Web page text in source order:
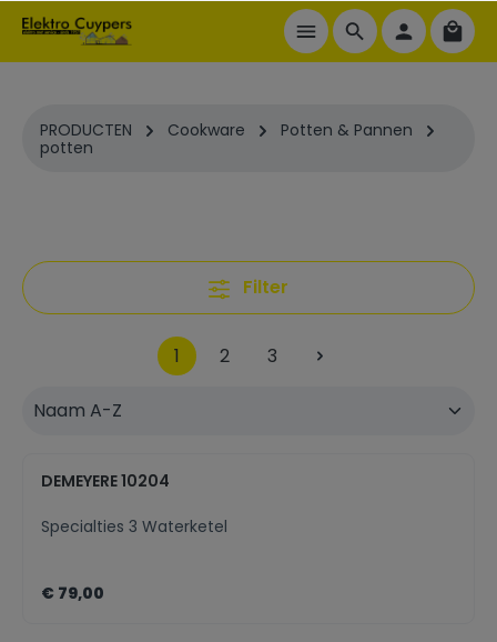
PRODUCTEN Cookware
Potten & Pannen
potten
Filter
1 2 3
DEMEYERE 10204
Specialties 3 Waterketel
€ 79,00